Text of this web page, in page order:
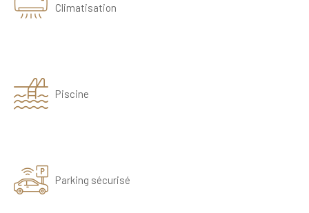
Climatisation
Piscine
Parking sécurisé